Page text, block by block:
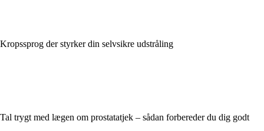
Kropssprog der styrker din selvsikre udstråling
Tal trygt med lægen om prostatatjek – sådan forbereder du dig godt